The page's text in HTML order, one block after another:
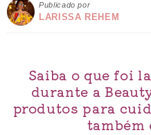
Publicado por
LARISSA REHEM
Saiba o que foi
durante a
produtos para
também